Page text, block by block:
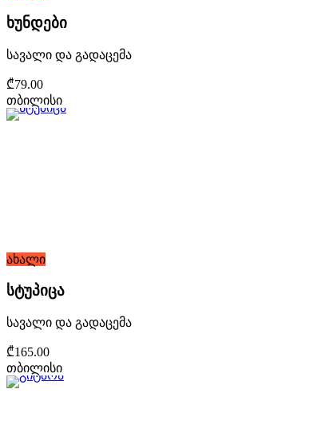
ხუნდები
სავალი და გადაცემა
₾79.00
თბილისი
ახალი
სტუპიცა
სავალი და გადაცემა
₾165.00
თბილისი